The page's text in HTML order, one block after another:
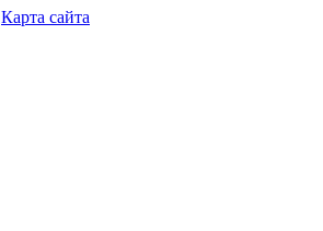
Карта сайта